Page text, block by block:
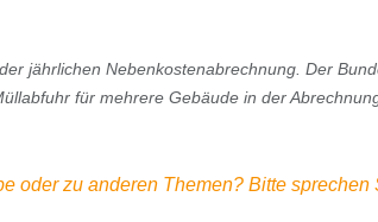
jährlichen Nebenkostenabrechnung. Der
für mehrere Gebäude in der
oder zu anderen Themen? Bitte sprechen